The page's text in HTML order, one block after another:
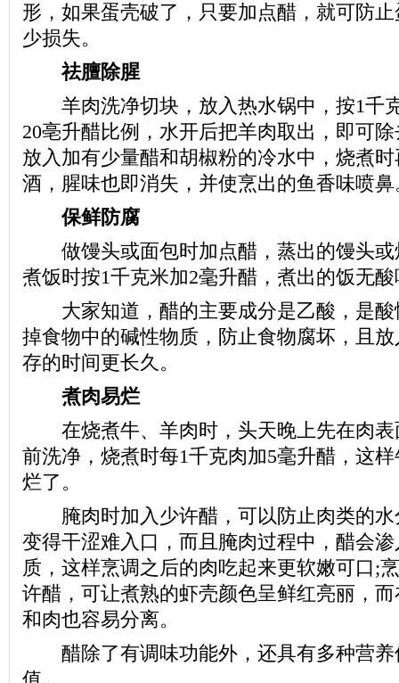
形，如果蛋壳破了，只要加点醋，就可防
少损失。
祛膻除腥
羊肉洗净切块，放入热水锅中，按1千
20亳升醋比例，水开后把羊肉取出，即可
放入加有少量醋和胡椒粉的冷水中，烧煮
酒，腥味也即消失，并使烹出的鱼香味喷鼻
保鲜防腐
做馒头或面包时加点醋，蒸出的馒头或
煮饭时按1千克米加2毫升醋，煮出的饭无
大家知道，醋的主要成分是乙酸，是酸
掉食物中的碱性物质，防止食物腐坏，且
存的时间更长久。
煮肉易烂
在烧煮牛、羊肉时，头天晚上先在肉表
前洗净，烧煮时每1千克肉加5毫升醋，这
烂了。
腌肉时加入少许醋，可以防止肉类的水
变得干涩难入口，而且腌肉过程中，醋会
质，这样烹调之后的肉吃起来更软嫩可口;
许醋，可让煮熟的虾壳颜色呈鲜红亮丽，
和肉也容易分离。
醋除了有调味功能外，还具有多种营养